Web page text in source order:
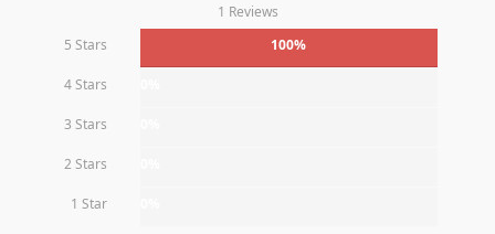
1 Reviews
5 Stars
100%
4 Stars
3 Stars
2 Stars
1 Star